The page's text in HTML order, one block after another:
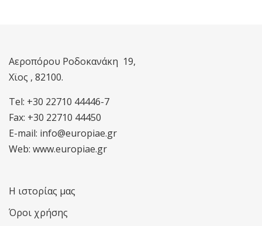
Αεροπόρου Ροδοκανάκη 19,
Χϊος , 82100.
Tel: +30 22710 44446-7
Fax: +30 22710 44450
E-mail: info@europiae.gr
Web: www.europiae.gr
Η ιστορίας μας
Όροι χρήσης